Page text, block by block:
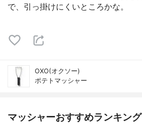
で、引っ掛けにくいところかな。
OXO(オクソー)
ポテトマッシャー
マッシャーおすすめランキング